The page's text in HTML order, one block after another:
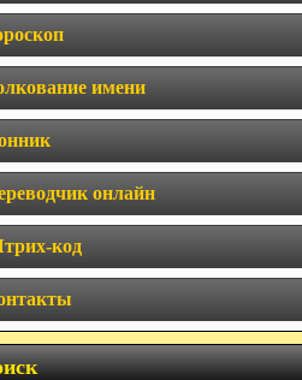
имени
онлайн
код